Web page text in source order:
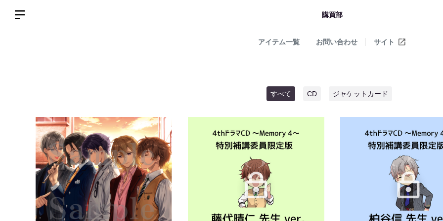
購買部
アイテム一覧 お問い合わせ サイト
すべて CD ジャケットカード